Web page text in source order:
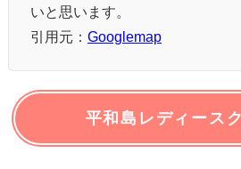
いと思います。
引用元： Googlemap
平和島レディース